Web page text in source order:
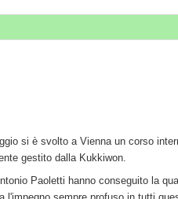
si è svolto a Vienna un corso
gestito dalla Kukkiwon.
Paoletti hanno conseguito la